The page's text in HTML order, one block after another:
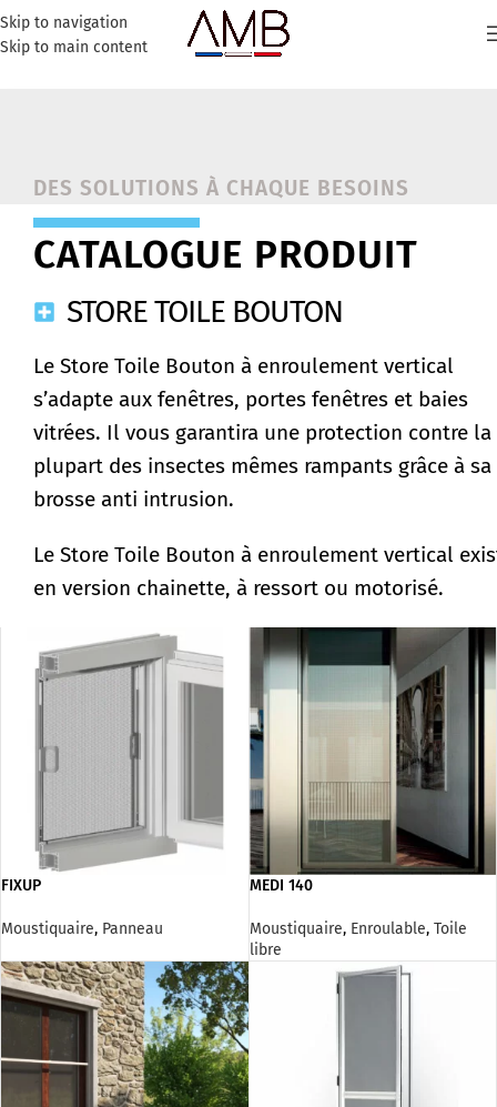
Skip to navigation
Skip to main content
DES SOLUTIONS À CHAQUE BESOINS
CATALOGUE PRODUIT
STORE TOILE BOUTON
Le Store Toile Bouton à enroulement vertical
s’adapte aux fenêtres, portes fenêtres et baies
vitrées. Il vous garantira une protection contre la
plupart des insectes mêmes rampants grâce à sa
brosse anti intrusion.
Le Store Toile Bouton à enroulement vertical
en version chainette, à ressort ou motorisé.
FIXUP
Moustiquaire, Panneau
MEDI 140
Moustiquaire, Enroulable, Toile
libre